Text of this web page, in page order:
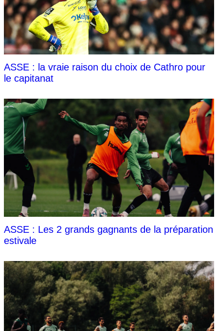
ASSE : la vraie raison du choix de Cathro pour
le capitanat
ASSE : Les 2 grands gagnants de la préparation
estivale